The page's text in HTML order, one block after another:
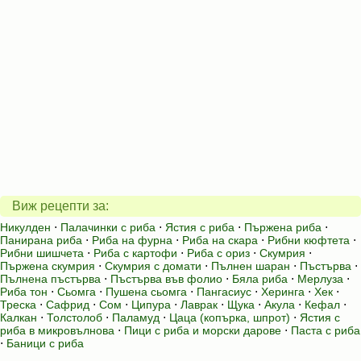
Виж рецепти за:
Никулден ⋅ Палачинки с риба ⋅ Ястия с риба ⋅ Пържена риба ⋅
Панирана риба ⋅ Риба на фурна ⋅ Риба на скара ⋅ Рибни кюфтета ⋅
Рибни шишчета ⋅ Риба с картофи ⋅ Риба с ориз ⋅ Скумрия ⋅
Пържена скумрия ⋅ Скумрия с домати ⋅ Пълнен шаран ⋅ Пъстърва ⋅
Пълнена пъстърва ⋅ Пъстърва във фолио ⋅ Бяла риба ⋅ Мерлуза ⋅
Риба тон ⋅ Сьомга ⋅ Пушена сьомга ⋅ Пангасиус ⋅ Херинга ⋅ Хек ⋅
Треска ⋅ Сафрид ⋅ Сом ⋅ Ципура ⋅ Лаврак ⋅ Щука ⋅ Акула ⋅ Кефал ⋅
Калкан ⋅ Толстолоб ⋅ Паламуд ⋅ Цаца (копърка, шпрот) ⋅ Ястия с
риба в микровълнова ⋅ Пици с риба и морски дарове ⋅ Паста с риба
⋅ Баници с риба